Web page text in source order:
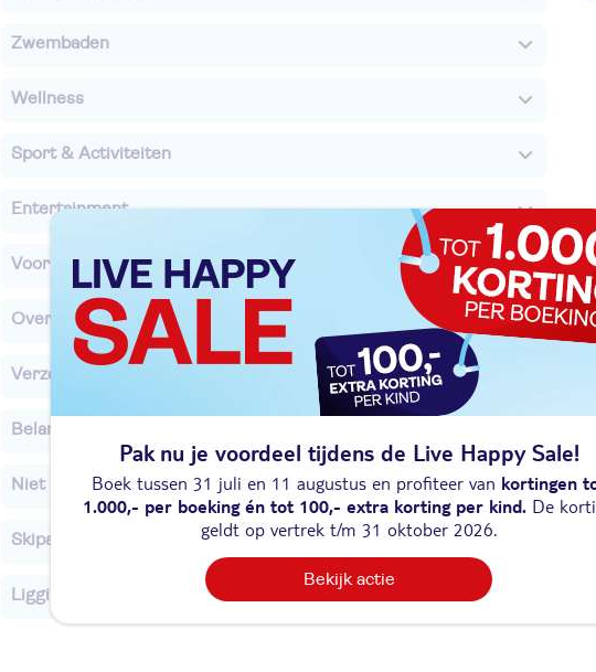
Zwembaden
Wellness
Sport & Activiteiten
Entertainment
Voor de kinderen
Overige informatie
Verzorging
Belangrijke informatie
Niet Inbegrepen (ter plaatse betalen)
Skipas
Ligging
Pak nu je voordeel tijdens de Live Happy Sale!
Boek tussen 31 juli en 11 augustus en profiteer van kortingen
1.000,- per boeking én tot 100,- extra korting per kind. De
geldt op vertrek t/m 31 oktober 2026.
Bekijk actie